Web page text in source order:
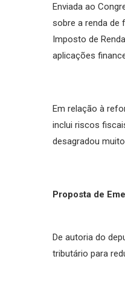
Enviada ao
sobre a renda de
Imposto de
aplicações
Em relação à
inclui riscos
desagradou
Proposta de
De autoria do
tributário para